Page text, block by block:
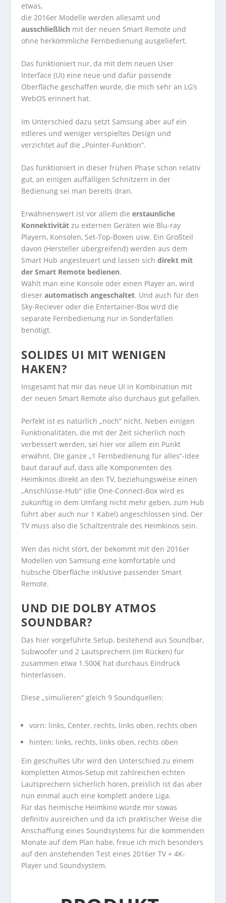
etwas,
die 2016er Modelle werden allesamt und
ausschließlich mit der neuen Smart Remote und
ohne herkömmliche Fernbedienung ausgeliefert.
Das funktioniert nur, da mit dem neuen User
Interface (UI) eine neue und dafür passende
Oberfläche geschaffen wurde, die mich sehr an LG’s
WebOS erinnert hat.
Im Unterschied dazu setzt Samsung aber auf ein
edleres und weniger verspieltes Design und
verzichtet auf die „Pointer-Funktion“.
Das funktioniert in dieser frühen Phase schon relativ
gut, an einigen auffälligen Schnitzern in der
Bedienung sei man bereits dran.
Erwähnenswert ist vor allem dieerstaunliche
Konnektivität zu externen Geräten wie Blu-ray
Playern, Konsolen, Set-Top-Boxen usw. Ein Großteil
davon (Hersteller übergreifend) werden aus dem
Smart Hub angesteuert und lassen sichdirekt mit
der Smart Remote bedienen.
Wählt man eine Konsole oder einen Player an, wird
dieserautomatisch angeschaltet. Und auch für den
Sky-Reciever oder die Entertainer-Box wird die
separate Fernbedienung nur in Sonderfällen
benötigt.
SOLIDES UI MIT WENIGEN
HAKEN?
Insgesamt hat mir das neue UI in Kombination mit
der neuen Smart Remote also durchaus gut gefallen.
Perfekt ist es natürlich „noch“ nicht. Neben einigen
Funktionalitäten, die mit der Zeit sicherlich noch
verbessert werden, sei hier vor allem ein Punkt
erwähnt. Die ganze „1 Fernbedienung für alles“-Idee
baut darauf auf, dass alle Komponenten des
Heimkinos direkt an den TV, beziehungsweise einen
„Anschlüsse-Hub“ (die One-Connect-Box wird es
zukünftig in dem Umfang nicht mehr geben, zum Hub
führt aber auch nur 1 Kabel) angeschlossen sind. Der
TV muss also die Schaltzentrale des Heimkinos sein.
Wen das nicht stört, der bekommt mit den 2016er
Modellen von Samsung eine komfortable und
hübsche Oberfläche inklusive passender Smart
Remote.
UND DIE DOLBY ATMOS
SOUNDBAR?
Das hier vorgeführte Setup, bestehend aus Soundbar,
Subwoofer und 2 Lautsprechern (im Rücken) für
zusammen etwa 1.500€ hat durchaus Eindruck
hinterlassen.
Diese „simulieren“ gleich 9 Soundquellen:
vorn: links, Center, rechts, links oben, rechts oben
hinten: links, rechts, links oben, rechts oben
Ein geschultes Uhr wird den Unterschied zu einem
kompletten Atmos-Setup mit zahlreichen echten
Lautsprechern sicherlich hören, preislich ist das aber
nun einmal auch eine komplett andere Liga.
Für das heimische Heimkino würde mir sowas
definitiv ausreichen und da ich praktischer Weise die
Anschaffung eines Soundsystems für die kommenden
Monate auf dem Plan habe, freue ich mich besonders
auf den anstehenden Test eines 2016er TV + 4K-
Player und Soundsystem.